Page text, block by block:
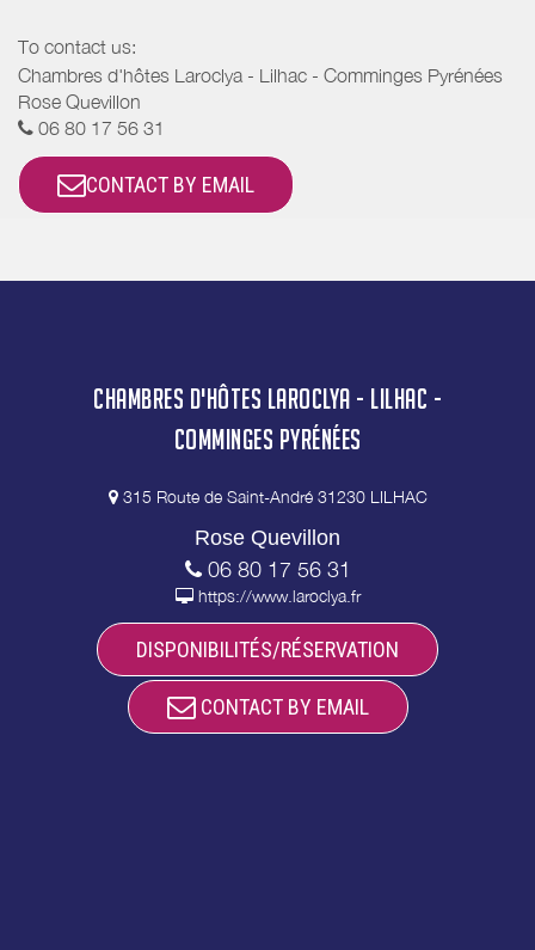
To contact us:
Chambres d'hôtes Laroclya - Lilhac - Comminges Pyrénées
Rose Quevillon
06 80 17 56 31
CONTACT BY EMAIL
CHAMBRES D'HÔTES LAROCLYA - LILHAC -
COMMINGES PYRÉNÉES
315 Route de Saint-André 31230 LILHAC
Rose Quevillon
06 80 17 56 31
https://www.laroclya.fr
DISPONIBILITÉS/RÉSERVATION
CONTACT BY EMAIL